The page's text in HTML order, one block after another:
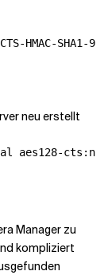
neu erstellt
aes128-
Manager zu
kompliziert